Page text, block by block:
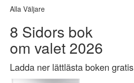
Alla Väljare
8 Sidors bok
om valet 2026
Ladda ner lättlästa boken gratis